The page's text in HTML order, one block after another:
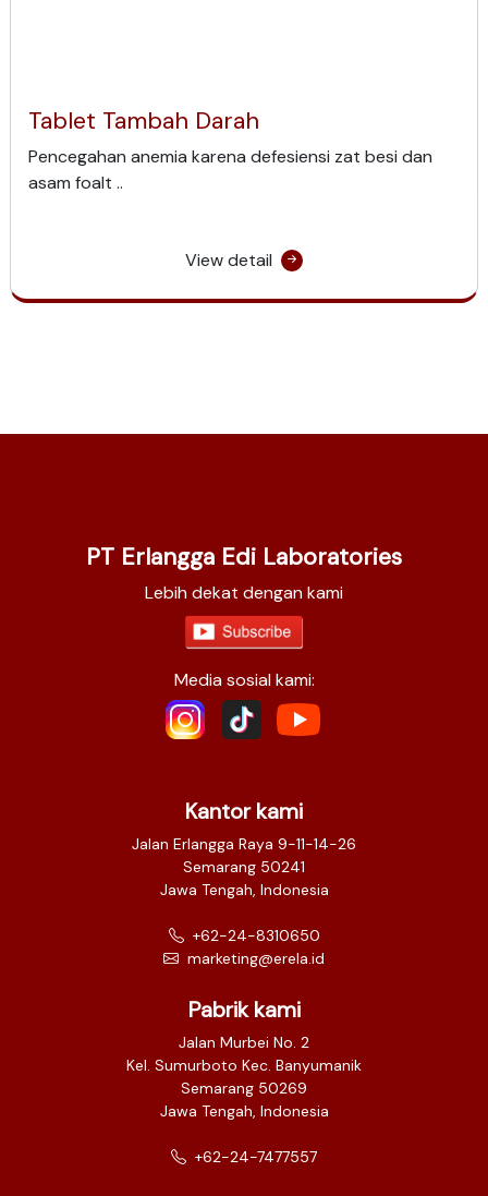
Tablet Tambah Darah
Pencegahan anemia karena defesiensi zat besi dan
asam foalt ..
View detail
PT Erlangga Edi Laboratories
Lebih dekat dengan kami
Media sosial kami:
Kantor kami
Jalan Erlangga Raya 9-11-14-26
Semarang 50241
Jawa Tengah, Indonesia
+62-24-8310650
marketing@erela.id
Pabrik kami
Jalan Murbei No. 2
Kel. Sumurboto Kec. Banyumanik
Semarang 50269
Jawa Tengah, Indonesia
+62-24-7477557